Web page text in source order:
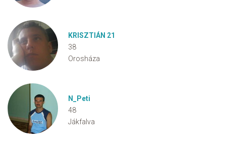
KRISZTIÁN 21
38
Orosháza
N_Peti
48
Jákfalva